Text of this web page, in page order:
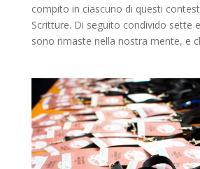
compito in ciascuno di questi
Scritture. Di seguito condivido sette
sono rimaste nella nostra mente, e